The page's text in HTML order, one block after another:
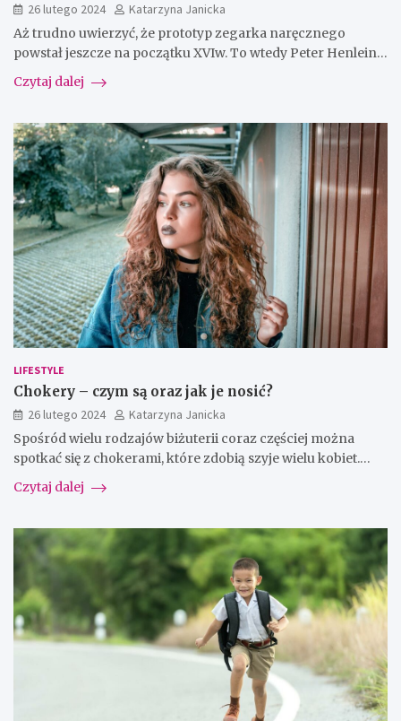
26 lutego 2024
Katarzyna Janicka
Aż trudno uwierzyć, że prototyp zegarka naręcznego
powstał jeszcze na początku XVIw. To wtedy Peter Henlein…
Czytaj dalej
LIFESTYLE
Chokery – czym są oraz jak je nosić?
26 lutego 2024
Katarzyna Janicka
Spośród wielu rodzajów biżuterii coraz częściej można
spotkać się z chokerami, które zdobią szyje wielu kobiet.…
Czytaj dalej